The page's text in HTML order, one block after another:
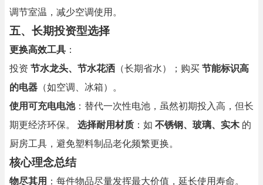
调节室温，减少空调使用。
五、长期投资型选择
更换高效工具 ：
投资 节水龙头、节水花洒 （长期省水）；购买 节能标识高
的电器 （如空调、冰箱）。
使用可充电电池：替代一次性电池，虽然初期投入高，但长
期更经济环保。 选择耐用材质 ：如 不锈钢、玻璃、实木的
厨房工具，避免塑料制品老化频繁更换。
核心理念总结
物尽其用 ：每件物品尽量发挥最大价值，延长使用寿命。